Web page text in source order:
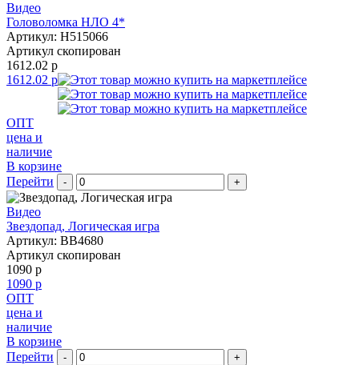
Видео
Головоломка НЛО 4*
Артикул: H515066
Артикул скопирован
1612.02 р
1612.02 р
ОПТ
цена и
наличие
В корзине
Перейти
- +
Видео
Звездопад, Логическая игра
Артикул: BB4680
Артикул скопирован
1090 р
1090 р
ОПТ
цена и
наличие
В корзине
Перейти
- +